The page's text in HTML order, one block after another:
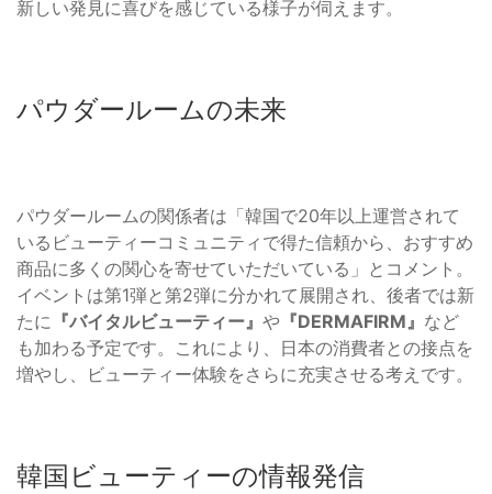
新しい発見に喜びを感じている様子が伺えます。
パウダールームの未来
パウダールームの関係者は「韓国で20年以上運営されて
いるビューティーコミュニティで得た信頼から、おすすめ
商品に多くの関心を寄せていただいている」とコメント。
イベントは第1弾と第2弾に分かれて展開され、後者では新
たに 『バイタルビューティー』 や 『DERMAFIRM』 など
も加わる予定です。これにより、日本の消費者との接点を
増やし、ビューティー体験をさらに充実させる考えです。
韓国ビューティーの情報発信